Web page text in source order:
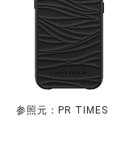
参照元：PR TIMES